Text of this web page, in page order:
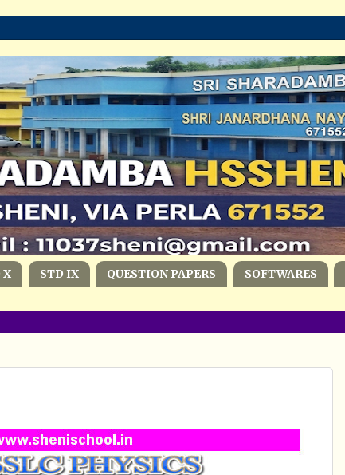
X STD IX QUESTION PAPERS SOFTWARES